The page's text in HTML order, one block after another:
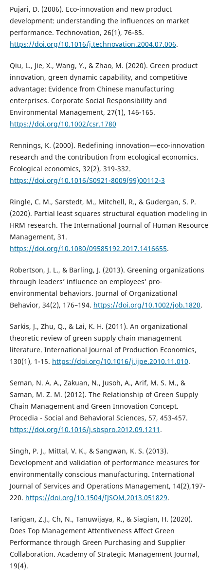
Pujari, D. (2006). Eco-innovation and new product
development: understanding the influences on market
performance. Technovation, 26(1), 76-85.
https://doi.org/10.1016/j.technovation.2004.07.006.
Qiu, L., Jie, X., Wang, Y., & Zhao, M. (2020). Green product
innovation, green dynamic capability, and competitive
advantage: Evidence from Chinese manufacturing
enterprises. Corporate Social Responsibility and
Environmental Management, 27(1), 146-165.
https://doi.org/10.1002/csr.1780
Rennings, K. (2000). Redefining innovation—eco-innovation
research and the contribution from ecological economics.
Ecological economics, 32(2), 319-332.
https://doi.org/10.1016/S0921-8009(99)00112-3
Ringle, C. M., Sarstedt, M., Mitchell, R., & Gudergan, S. P.
(2020). Partial least squares structural equation modeling in
HRM research. The International Journal of Human Resource
Management, 31.
https://doi.org/10.1080/09585192.2017.1416655.
Robertson, J. L., & Barling, J. (2013). Greening organizations
through leaders’ influence on employees’ pro‐
environmental behaviors. Journal of Organizational
Behavior, 34(2), 176–194. https://doi.org/10.1002/job.1820.
Sarkis, J., Zhu, Q., & Lai, K. H. (2011). An organizational
theoretic review of green supply chain management
literature. International Journal of Production Economics,
130(1), 1-15. https://doi.org/10.1016/j.ijpe.2010.11.010.
Seman, N. A. A., Zakuan, N., Jusoh, A., Arif, M. S. M., &
Saman, M. Z. M. (2012). The Relationship of Green Supply
Chain Management and Green Innovation Concept.
Procedia - Social and Behavioral Sciences, 57, 453-457.
https://doi.org/10.1016/j.sbspro.2012.09.1211 .
Singh, P. J., Mittal, V. K., & Sangwan, K. S. (2013).
Development and validation of performance measures for
environmentally conscious manufacturing. International
Journal of Services and Operations Management, 14(2),197-
220. https://doi.org/10.1504/IJSOM.2013.051829.
Tarigan, Z.J., Ch, N., Tanuwijaya, R., & Siagian, H. (2020).
Does Top Management Attentiveness Affect Green
Performance through Green Purchasing and Supplier
Collaboration. Academy of Strategic Management Journal,
19(4).